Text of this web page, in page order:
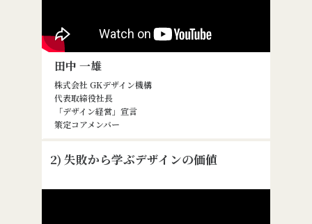
田中 一雄
株式会社 GKデザイン機構
代表取締役社長
「デザイン経営」宣言
策定コアメンバー
2) 失敗から学ぶデザインの価値